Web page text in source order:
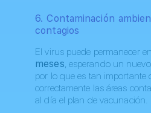
6. Contaminación
contagios
El virus puede permanecer
meses, esperando un
por lo que es tan importante
correctamente las áreas
al día el plan de vacunación.